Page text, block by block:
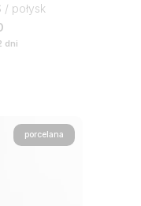
/ połysk
dni
porcelana